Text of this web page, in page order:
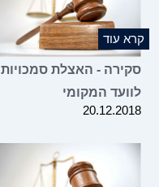
קרא עוד
סקירה - האצלת סמכויות
לוועד המקומי
20.12.2018